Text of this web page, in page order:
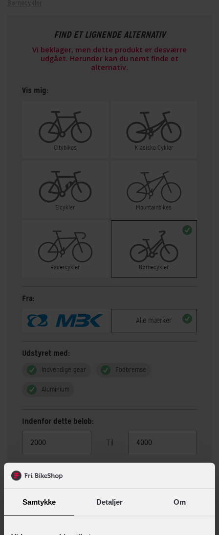
Samtykke Detaljer Om
Børnecykler
FIND ET LIGNENDE ALTERNATIV
Vi beklager, men dette produkt er desværre
udgået. Herunder kan du nemt finde et
alternativ.
Vis mig:
Citybikes Klasiske Cykler
Elcykler Mountainbikes
Racercykler Børnecykler
Fra:
Alle mærker
Udstyret med:
Indvendige gear Fodbremse
Aluminium
Indenfor dette beløb:
Til